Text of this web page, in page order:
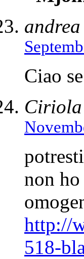
andrea
Ciao
Ciriola
non
http://
518-